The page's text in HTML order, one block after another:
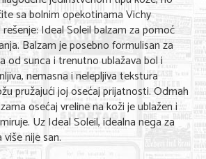
sa bolnim opekotinama Vichy
Ideal Soleil balzam za pomoć
Balzam je posebno formulisan za
od sunca i trenutno ublažava bol i
nemasna i nelepljiva tekstura
pružajući joj osećaj prijatnosti. Odmah
osećaj vreline na koži je ublažen i
Uz Ideal Soleil, idealna nega za
nije san.